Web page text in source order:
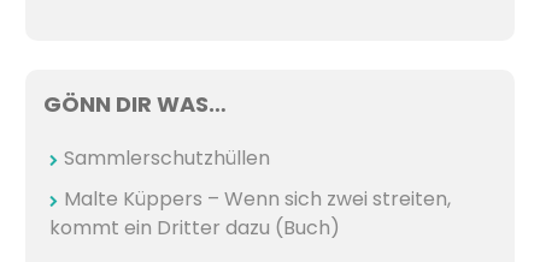
GÖNN DIR WAS…
Sammlerschutzhüllen
Malte Küppers – Wenn sich zwei streiten,
kommt ein Dritter dazu (Buch)